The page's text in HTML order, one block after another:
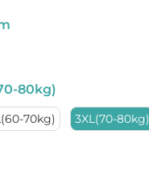
80kg)
70kg) 3XL(70-80kg)